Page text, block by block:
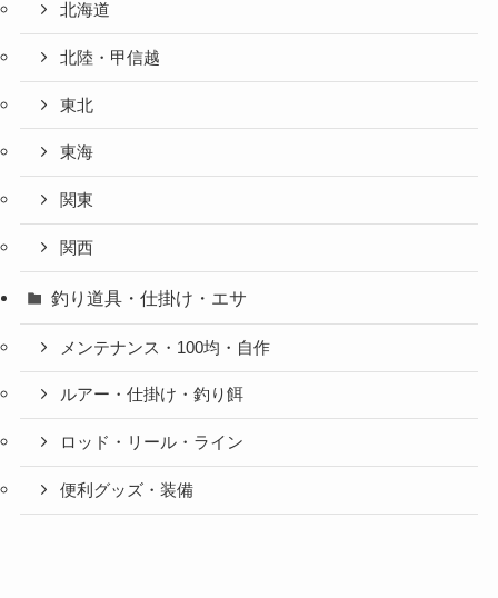
北海道
北陸・甲信越
東北
東海
関東
関西
釣り道具・仕掛け・エサ
メンテナンス・100均・自作
ルアー・仕掛け・釣り餌
ロッド・リール・ライン
便利グッズ・装備